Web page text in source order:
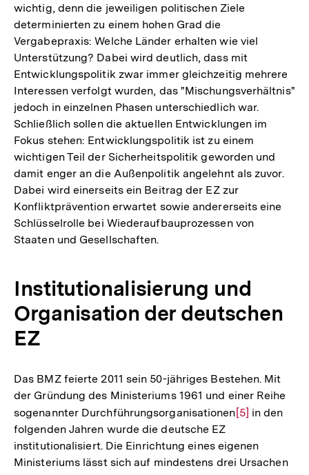
Fußnote
wichtig, denn die jeweiligen politischen Ziele
determinierten zu einem hohen Grad die
Vergabepraxis: Welche Länder erhalten wie viel
Unterstützung? Dabei wird deutlich, dass mit
Entwicklungspolitik zwar immer gleichzeitig mehrere
Interessen verfolgt wurden, das "Mischungsverhältnis"
jedoch in einzelnen Phasen unterschiedlich war.
Schließlich sollen die aktuellen Entwicklungen im
Fokus stehen: Entwicklungspolitik ist zu einem
wichtigen Teil der Sicherheitspolitik geworden und
damit enger an die Außenpolitik angelehnt als zuvor.
Dabei wird einerseits ein Beitrag der EZ zur
Konfliktprävention erwartet sowie andererseits eine
Schlüsselrolle bei Wiederaufbauprozessen von
Staaten und Gesellschaften.
Institutionalisierung und
Organisation der deutschen
EZ
Das BMZ feierte 2011 sein 50-jähriges Bestehen. Mit
der Gründung des Ministeriums 1961 und einer Reihe
sogenannter DurchführungsorganisationenZur
der
Fußnote
[5] in den
folgenden Jahren wurde die deutsche EZ
institutionalisiert. Die Einrichtung eines eigenen
Ministeriums lässt sich auf mindestens drei Ursachen